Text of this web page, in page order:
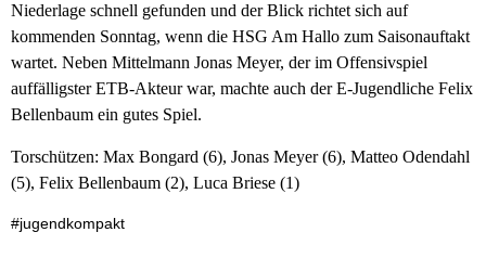
Niederlage schnell gefunden und der Blick richtet sich auf
kommenden Sonntag, wenn die HSG Am Hallo zum Saisonauftakt
wartet. Neben Mittelmann Jonas Meyer, der im Offensivspiel
auffälligster ETB-Akteur war, machte auch der E-Jugendliche Felix
Bellenbaum ein gutes Spiel.
Torschützen: Max Bongard (6), Jonas Meyer (6), Matteo Odendahl
(5), Felix Bellenbaum (2), Luca Briese (1)
#jugendkompakt